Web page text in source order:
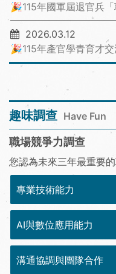
🎉115年國軍屆退官兵
2026.03.12
🎉115年產官學青育才
趣味調查 Have Fun
職場競爭力調查
您認為未來三年最重要
專業技術能力
AI與數位應用能力
溝通協調與團隊合作